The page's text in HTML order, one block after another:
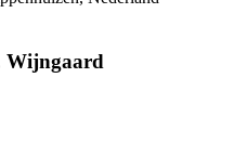
Wijngaard